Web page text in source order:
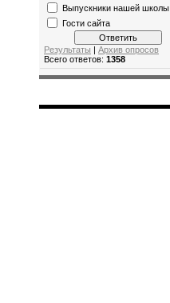
Выпускники нашей школы
Гости сайта
Результаты
Архив опросов
Всего ответов: 1358